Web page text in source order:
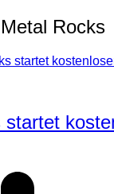
Metal Rocks
startet